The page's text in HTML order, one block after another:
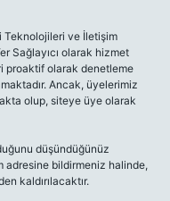
Teknolojileri ve İletişim
Sağlayıcı olarak hizmet
proaktif olarak denetleme
Ancak, üyelerimiz
olup, siteye üye olarak
düşündüğünüz
adresine bildirmeniz halinde,
kaldırılacaktır.